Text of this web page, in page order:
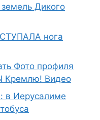
Дикого
нога
Фото профиля
Кремлю! Видео
в Иерусалиме